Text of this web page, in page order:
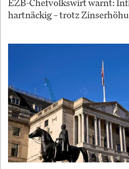
hartnäckig – trotz